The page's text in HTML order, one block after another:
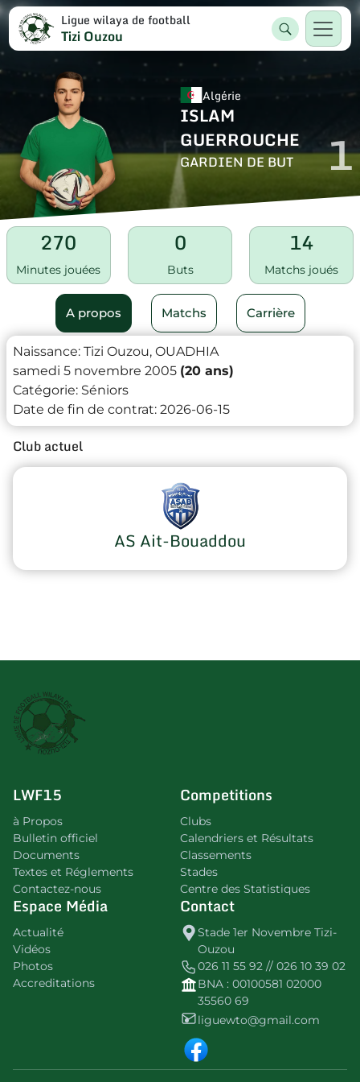
Ligue wilaya de football
Tizi Ouzou
Algérie
ISLAM
GUERROUCHE
GARDIEN DE BUT 1
270
Minutes jouées
0
Buts
14
Matchs joués
A propos Matchs Carrière
Naissance: Tizi Ouzou, OUADHIA
samedi 5 novembre 2005 (20 ans)
Catégorie: Séniors
Date de fin de contrat: 2026-06-15
Club actuel
AS Ait-Bouaddou
LWF15
à Propos
Bulletin officiel
Documents
Textes et Réglements
Contactez-nous
Competitions
Clubs
Calendriers et Résultats
Classements
Stades
Centre des Statistiques
Espace Média
Actualité
Vidéos
Photos
Accreditations
Contact
Stade 1er Novembre Tizi-
Ouzou
026 11 55 92 // 026 10 39 02
BNA : 00100581 02000
35560 69
liguewto@gmail.com